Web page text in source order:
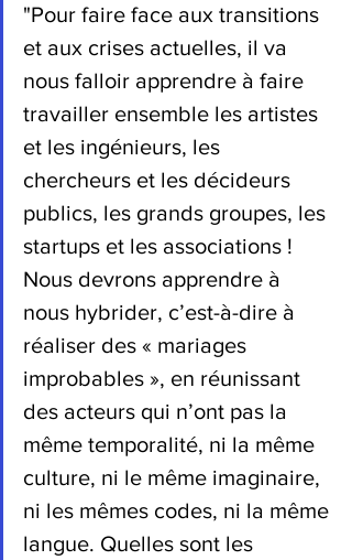
"Pour faire face aux transitions
et aux crises actuelles, il va
nous falloir apprendre à faire
travailler ensemble les artistes
et les ingénieurs, les
chercheurs et les décideurs
publics, les grands groupes, les
startups et les associations !
Nous devrons apprendre à
nous hybrider, c’est-à-dire à
réaliser des « mariages
improbables », en réunissant
des acteurs qui n’ont pas la
même temporalité, ni la même
culture, ni le même imaginaire,
ni les mêmes codes, ni la même
langue. Quelles sont les